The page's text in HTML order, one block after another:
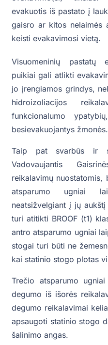
evakuotis iš pastato į
gaisro ar kitos nelaimės
keisti evakavimosi vietą.
Visuomeninių pastatų
puikiai gali atlikti
jo įrengiamos grindys,
hidroizoliacijos
funkcionalumo
besievakuojantys žmonės.
Taip pat svarbūs ir
Vadovaujantis
reikalavimų
atsparumo ugniai
neatsižvelgiant į jų
turi atitikti BROOF (t1)
antro atsparumo ugniai
stogai turi būti ne
kai statinio stogo plotas
Trečio atsparumo
degumo iš išorės
degumo reikalavimai
apsaugoti statinio stogo
šalinimo angas.